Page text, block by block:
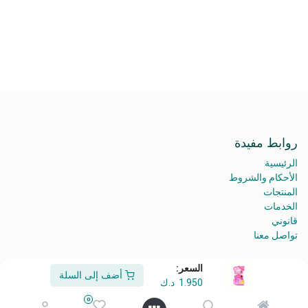
السعر:
1.950 د.ك
أضف إلى السلة
0
روابط مفيدة
الرئيسية
الأحكام والشروط
المنتجات
الخدمات
قانوني
تواصل معنا